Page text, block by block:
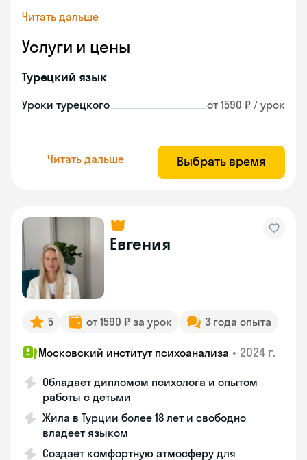
Читать дальше
Услуги и цены
Турецкий язык
Уроки турецкого от 1590 ₽ / урок
Читать дальше Выбрать время
Евгения
5 от 1590 ₽ за урок 3 года опыта
Московский институт психоанализа • 2024 г.
Обладает дипломом психолога и опытом
работы с детьми
Жила в Турции более 18 лет и свободно
владеет языком
Создает комфортную атмосферу для